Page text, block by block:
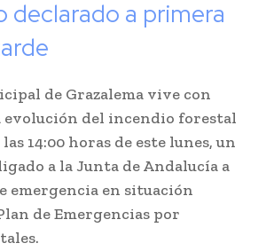
declarado a primera
de Grazalema vive con
evolución del incendio forestal
14:00 horas de este lunes, un
a la Junta de Andalucía a
emergencia en situación
de Emergencias por